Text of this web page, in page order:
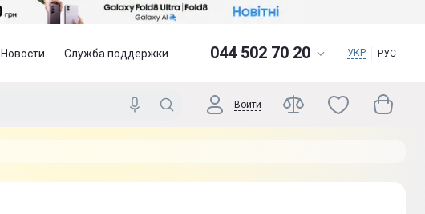
Новости Служба поддержки 044 502 70 20 УКР РУС
Войти